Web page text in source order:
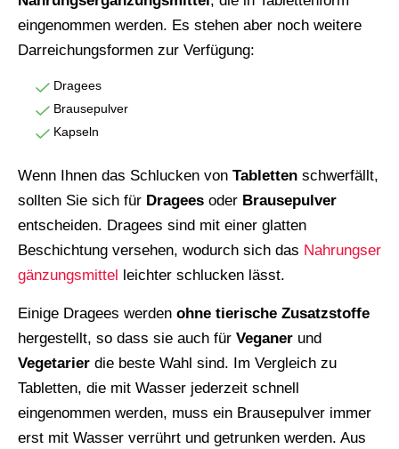
eingenommen werden. Es stehen aber noch weitere
Darreichungsformen zur Verfügung:
Dragees
Brausepulver
Kapseln
Wenn Ihnen das Schlucken von Tabletten schwerfällt,
sollten Sie sich für Dragees oder Brausepulver
entscheiden. Dragees sind mit einer glatten
Beschichtung versehen, wodurch sich das Nahrungser
gänzungsmittel leichter schlucken lässt.
Einige Dragees werden ohne tierische Zusatzstoffe
hergestellt, so dass sie auch für Veganer und
Vegetarier die beste Wahl sind. Im Vergleich zu
Tabletten, die mit Wasser jederzeit schnell
eingenommen werden, muss ein Brausepulver immer
erst mit Wasser verrührt und getrunken werden. Aus